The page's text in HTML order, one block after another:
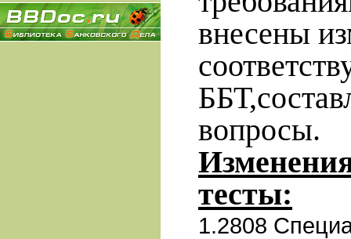
внесены
вопросы.
тесты:
1.2808